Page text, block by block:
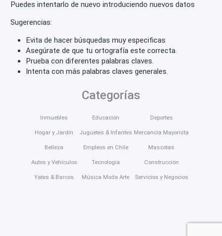
Puedes intentarlo de nuevo introduciendo nuevos datos
Sugerencias:
Evita de hacer búsquedas muy especificas
Asegúrate de que tu ortografía este correcta.
Prueba con diferentes palabras claves.
Intenta con más palabras claves generales.
Categorías
Inmuebles
Hogar y Jardín
Belleza
Autos y Vehículos
Yates & Barcos
Educación
Juguetes & Infantes
Empleos en Chile
Tecnología
Música Moda Arte
Deportes
Mercancía Mayorista
Mascotas
Construcción
Servicios y Negocios